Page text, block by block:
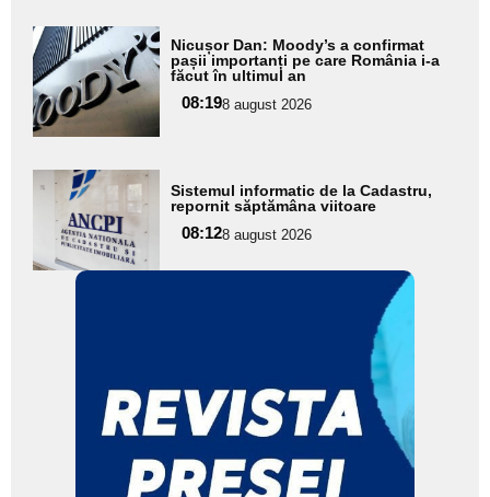
Adaugă
aici textul
pentru
subtitlu
Nicușor Dan: Moody’s a confirmat
pașii importanți pe care România i-a
făcut în ultimul an
08:198 august 2026
Adaugă
aici textul
pentru
subtitlu
Sistemul informatic de la Cadastru,
repornit săptămâna viitoare
08:128 august 2026